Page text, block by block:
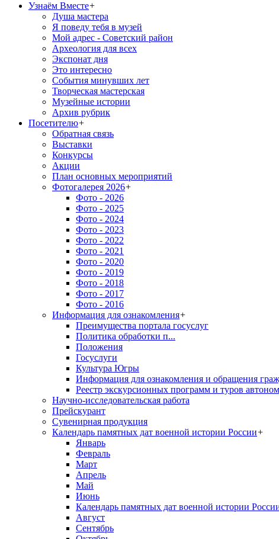
Узнаём Вместе+
Душа мастера
Я поведу тебя в музей
Мой адрес - Советский район
Археология для всех
Экспонат дня
Это интересно
События минувших лет
Творческая мастерская
Музейные истории
Архив рубрик
Посетителю+
Обратная связь
Выставки
Конкурсы
Акции
План основных мероприятий
Фотогалерея 2026+
Фото - 2026
Фото - 2025
Фото - 2024
Фото - 2023
Фото - 2022
Фото - 2021
Фото - 2020
Фото - 2019
Фото - 2018
Фото - 2017
Фото - 2016
Информация для ознакомления+
Преимущества портала госуслуг
Политика обработки п...
Положения
Госуслуги
Культура Югры
Информация для ознакомления и обращения
Реестр экскурсионных программ и туров
Научно-исследовательская работа
Прейскурант
Сувенирная продукция
Календарь памятных дат военной истории России+
Январь
Февраль
Март
Апрель
Май
Июнь
Календарь памятных дат военной истории
Август
Сентябрь